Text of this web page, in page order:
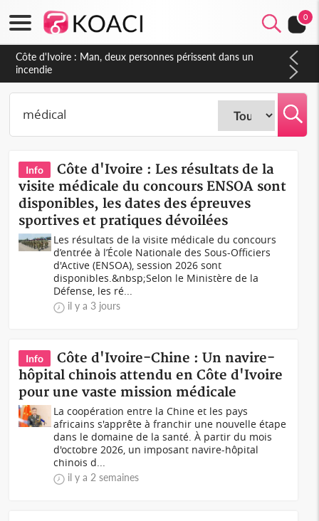
0
Côte d'Ivoire : Séileu, la célébration de la fête nationale
transformée en vaste campagne contre les produits
dépigmentants dangereux
Info
Côte d'Ivoire : Les résultats de la
visite médicale du concours ENSOA sont
disponibles, les dates des épreuves
sportives et pratiques dévoilées
Les résultats de la visite médicale du concours
d’entrée à l’École Nationale des Sous-Officiers
d'Active (ENSOA), session 2026 sont
disponibles.&nbsp;Selon le Ministère de la
Défense, les ré...
il y a 3 jours
Info
Côte d'Ivoire-Chine : Un navire-
hôpital chinois attendu en Côte d'Ivoire
pour une vaste mission médicale
La coopération entre la Chine et les pays
africains s'apprête à franchir une nouvelle étape
dans le domaine de la santé. À partir du mois
d'octobre 2026, un imposant navire-hôpital
chinois d...
il y a 2 semaines